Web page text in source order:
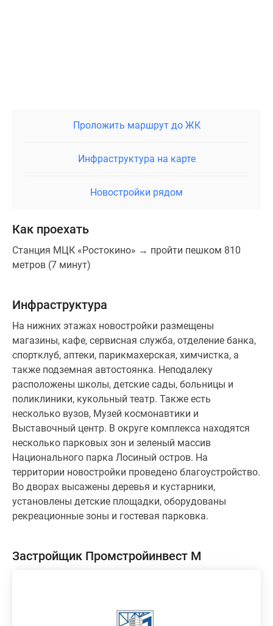
Проложить маршрут до ЖК
Инфраструктура на карте
Новостройки рядом
Как проехать
Станция МЦК «Ростокино» → пройти пешком 810
метров (7 минут)
Инфраструктура
На нижних этажах новостройки размещены
магазины, кафе, сервисная служба, отделение банка,
спортклуб, аптеки, парикмахерская, химчистка, а
также подземная автостоянка. Неподалеку
расположены школы, детские сады, больницы и
поликлиники, кукольный театр. Также есть
несколько вузов, Музей космонавтики и
Выставочный центр. В округе комплекса находятся
несколько парковых зон и зеленый массив
Национального парка Лосиный остров. На
территории новостройки проведено благоустройство.
Во дворах высажены деревья и кустарники,
установлены детские площадки, оборудованы
рекреационные зоны и гостевая парковка.
Застройщик Промстройинвест М